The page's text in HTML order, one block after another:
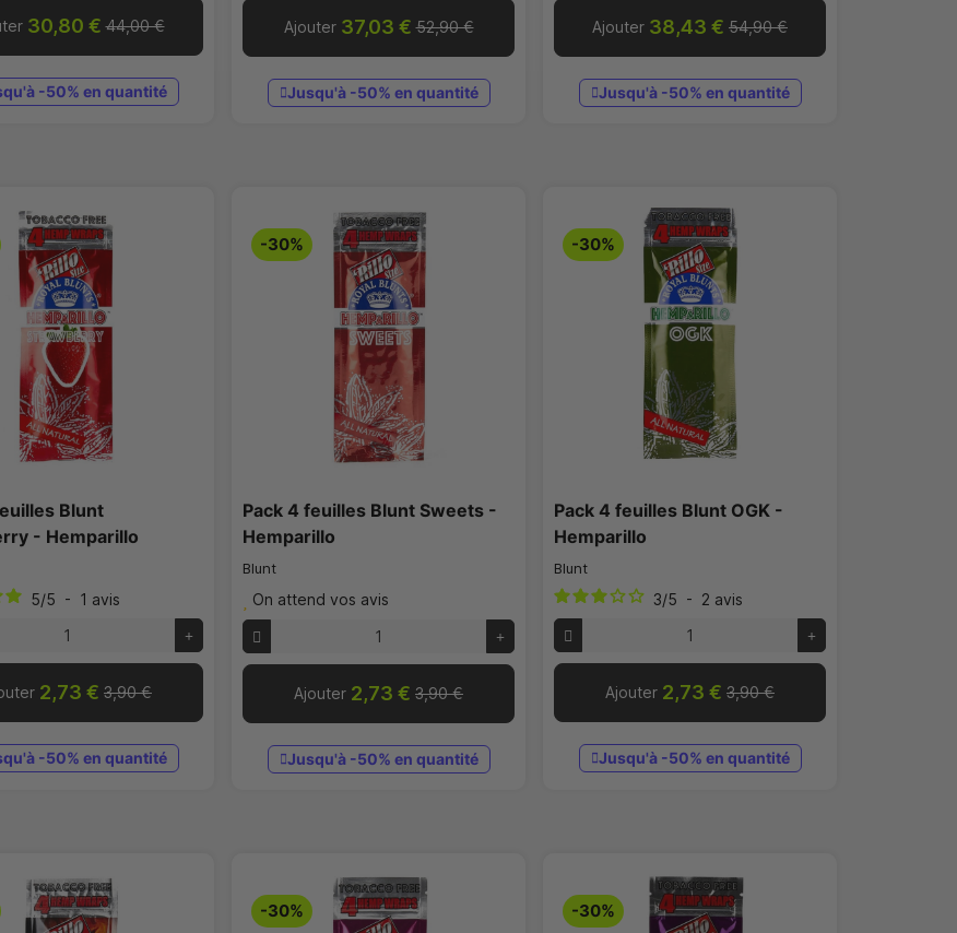
30,80 € 44,00 €
-50% en quantité
Ajouter 37,03 € 52,90 €
Jusqu'à -50% en quantité
Ajouter 38,43 € 54,90 €
Jusqu'à -50% en quantité
Blunt
- Hemparillo
5/5 - 1 avis
2,73 € 3,90 €
-50% en quantité
-30%
Pack 4 feuilles Blunt Sweets -
Hemparillo
Blunt
On attend vos avis
Ajouter 2,73 € 3,90 €
Jusqu'à -50% en quantité
-30%
Pack 4 feuilles Blunt OGK -
Hemparillo
Blunt
3/5 - 2 avis
Ajouter 2,73 € 3,90 €
Jusqu'à -50% en quantité
-30% -30%